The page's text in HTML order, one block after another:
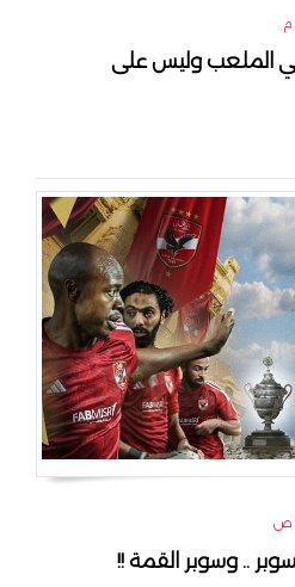
في الملعب وليس على
.. وسوبر القمة !!